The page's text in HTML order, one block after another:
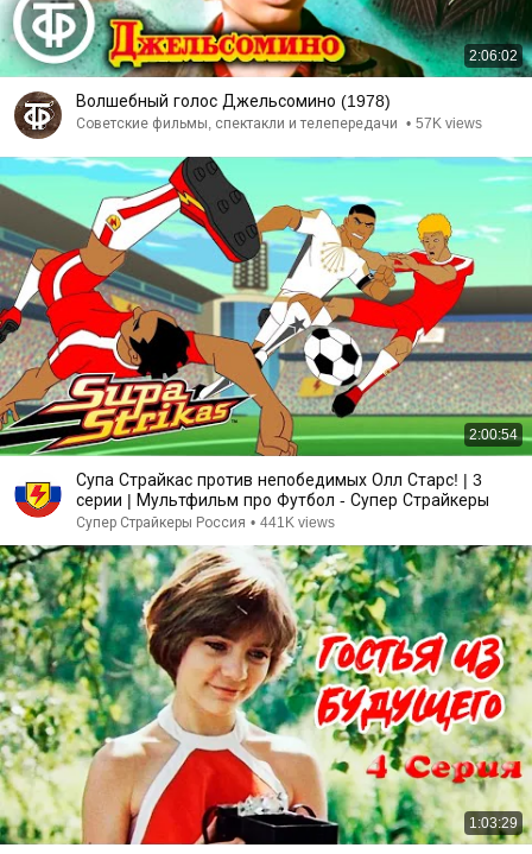
2:06:02
Волшебный голос Джельсомино (1978)
Советские фильмы, спектакли и телепередачи • 57K views
2:00:54
Супа Страйкас против непобедимых Олл Старс! | 3
серии | Мультфильм про Футбол - Супер Страйкеры
Супер Страйкеры Россия • 441K views
1:03:29